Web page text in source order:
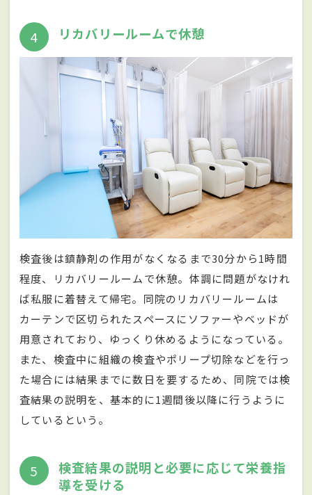
4 リカバリールームで休憩
検査後は鎮静剤の作用がなくなるまで30分から1時間
程度、リカバリールームで休憩。体調に問題がなけれ
ば私服に着替えて帰宅。同院のリカバリールームは
カーテンで区切られたスペースにソファーやベッドが
用意されており、ゆっくり休めるようになっている。
また、検査中に組織の検査やポリープ切除などを行っ
た場合には結果までに数日を要するため、同院では検
査結果の説明を、基本的に1週間後以降に行うように
しているという。
5
検査結果の説明と必要に応じて栄養指
導を受ける